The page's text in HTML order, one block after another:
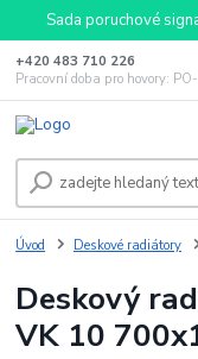
Sada poruchové
+420 483 710 226
Pracovní doba pro hovory:
Úvod Deskové radiátory
Deskový
VK 10